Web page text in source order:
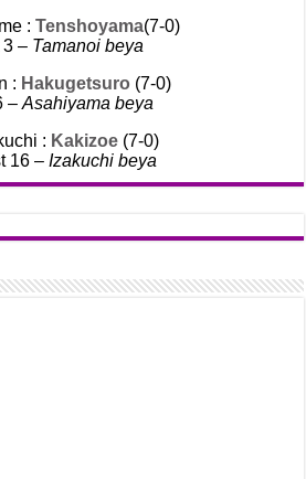
:Tenshoyama(7-0)
3 – Tamanoi beya
: Hakugetsuro (7-0)
– Asahiyama beya
: Kakizoe (7-0)
16 –Izakuchi beya